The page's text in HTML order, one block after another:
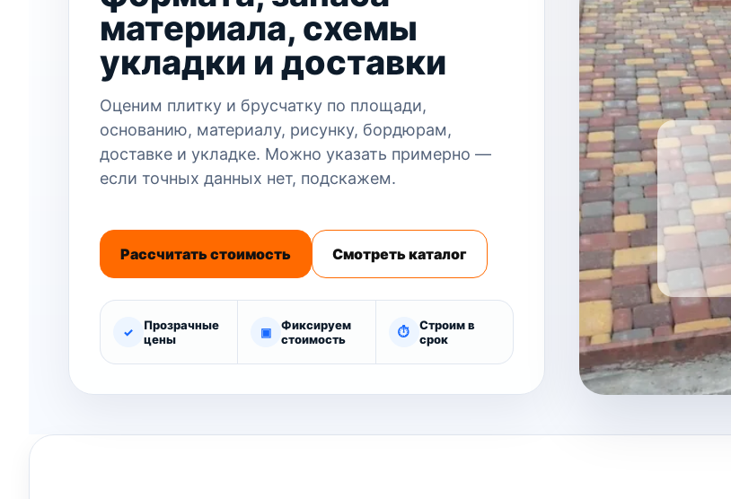
материала, схемы
укладки и доставки
Оценим плитку и брусчатку по площади,
основанию, материалу, рисунку, бордюрам,
доставке и укладке. Можно указать примерно —
если точных данных нет, подскажем.
Рассчитать стоимость Смотреть каталог
✓
Прозрачные
цены
▣
Фиксируем
стоимость
⏱
Строим в
срок